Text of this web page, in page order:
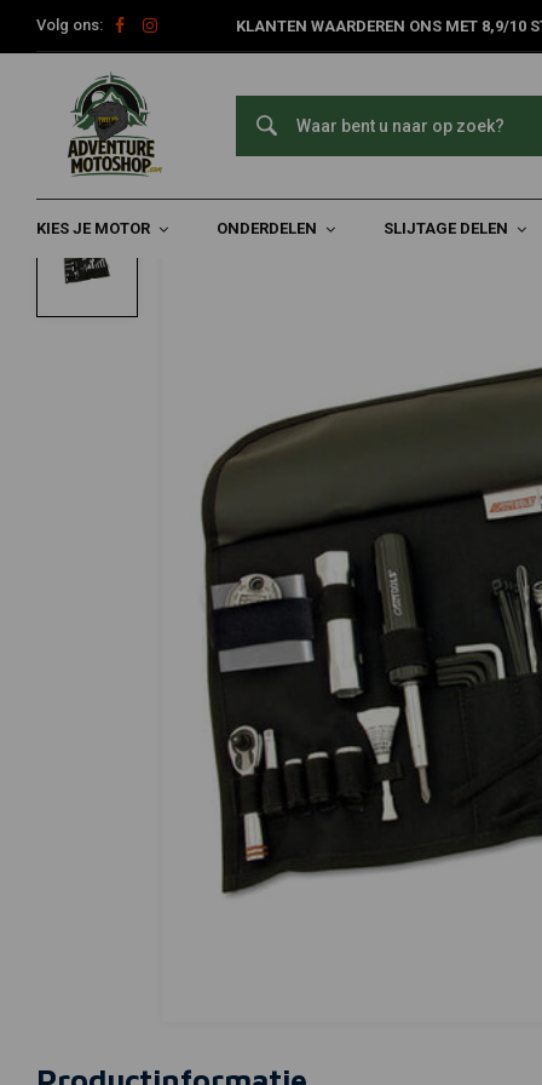
Volg ons: KLANTEN WAARDEREN ONS MET 8,9/10
KIES JE MOTOR ONDERDELEN SLIJTAGE DELEN
Home Slijtage Delen Motorfiets Gereedschap Roadtech
CRUZTOOLS
Roadtech M3 Gereedschapsset
0/5 (0 reviews)